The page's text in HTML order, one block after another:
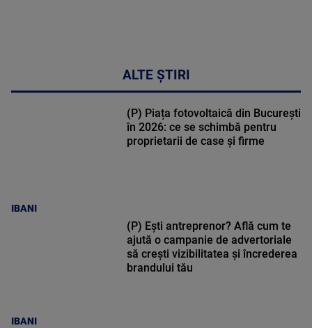
ALTE ȘTIRI
IBANI
(P) Piața fotovoltaică din București
în 2026: ce se schimbă pentru
proprietarii de case și firme
IBANI
(P) Ești antreprenor? Află cum te
ajută o campanie de advertoriale
să crești vizibilitatea și încrederea
brandului tău